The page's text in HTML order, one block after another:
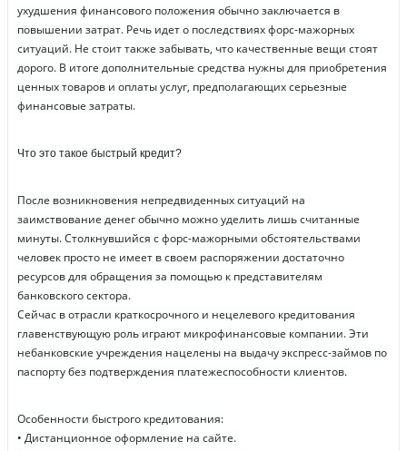
ухудшения финансового положения обычно заключается в
повышении затрат. Речь идет о последствиях форс-мажорных
ситуаций. Не стоит также забывать, что качественные вещи стоят
дорого. В итоге дополнительные средства нужны для приобретения
ценных товаров и оплаты услуг, предполагающих серьезные
финансовые затраты.
Что это такое быстрый кредит?
После возникновения непредвиденных ситуаций на
заимствование денег обычно можно уделить лишь считанные
минуты. Столкнувшийся с форс-мажорными обстоятельствами
человек просто не имеет в своем распоряжении достаточно
ресурсов для обращения за помощью к представителям
банковского сектора.
Сейчас в отрасли краткосрочного и нецелевого кредитования
главенствующую роль играют микрофинансовые компании. Эти
небанковские учреждения нацелены на выдачу экспресс-займов по
паспорту без подтверждения платежеспособности клиентов.
Особенности быстрого кредитования:
• Дистанционное оформление на сайте.